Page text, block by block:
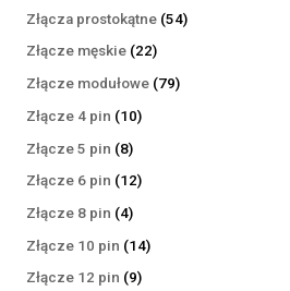
produktów
Złącza prostokątne 5454
Złącze męskie 2222
produkty
Złącze modułowe 7979
Złącze 4 pin 1010
Złącze 5 pin 88
produktów
Złącze 6 pin 1212
Złącze 8 pin 44
produkty
Złącze 10 pin 1414
Złącze 12 pin 99